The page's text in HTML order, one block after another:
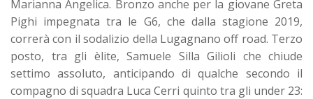
Marianna Angelica. Bronzo anche per la giovane Greta
Pighi impegnata tra le G6, che dalla stagione 2019,
correrà con il sodalizio della Lugagnano off road. Terzo
posto, tra gli èlite, Samuele Silla Gilioli che chiude
settimo assoluto, anticipando di qualche secondo il
compagno di squadra Luca Cerri quinto tra gli under 23: